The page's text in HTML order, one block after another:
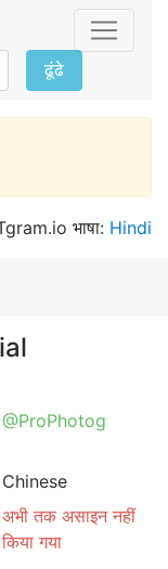
ढूंढे
भाषा: Hindi
@ProPhotog
Chinese
अभी तक असाइन नहीं
किया गया